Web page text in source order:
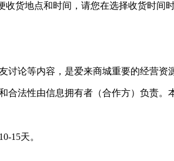
货地点和时间，请您在选择收货时间
论等内容，是爱来商城重要的经营资
法性由信息拥有者（合作方）负责。
15天。